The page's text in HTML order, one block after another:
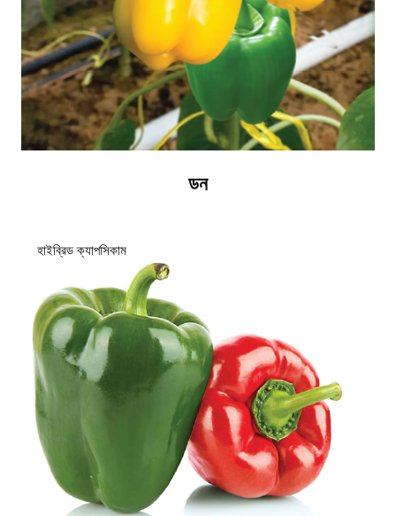
ডন
হাইব্রিড ক্যাপসিকাম